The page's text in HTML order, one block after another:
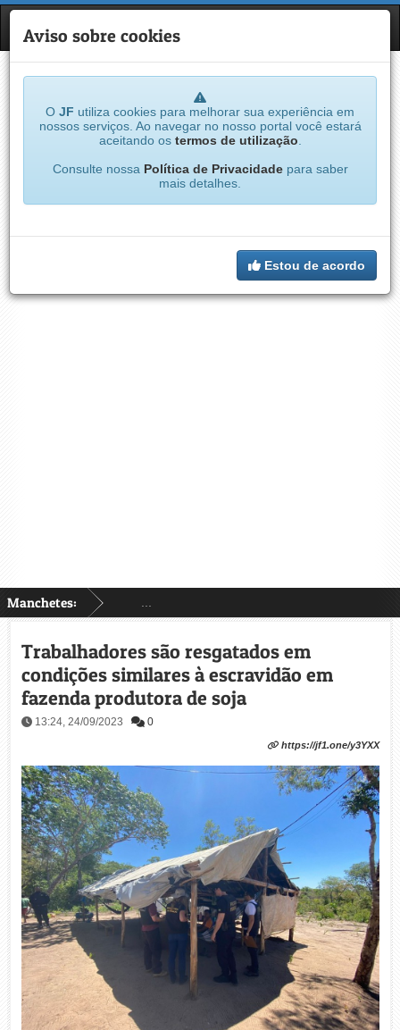
JF
Manchetes:
Aviso sobre cookies
O JF utiliza cookies para melhorar sua experiência em
nossos serviços. Ao navegar no nosso portal você estará
aceitando os termos de utilização
Consulte nossa Política de Privacidadepara saber
mais detalhes.
Estou de acordo
Trabalhadores são resgatados em
condições similares à escravidão em
fazenda produtora de soja
13:24, 24/09/2023 0
https://jf1.one/y3YXX